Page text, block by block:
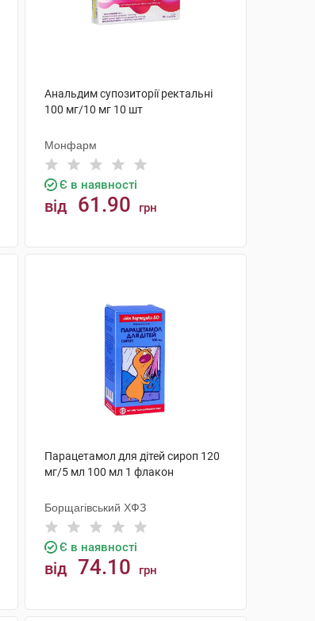
Анальдим супозиторії ректальні
100 мг/10 мг 10 шт
Монфарм
Є в наявності
від 61.90 грн
Парацетамол для дітей сироп 120
мг/5 мл 100 мл 1 флакон
Борщагівський ХФЗ
Є в наявності
від 74.10 грн